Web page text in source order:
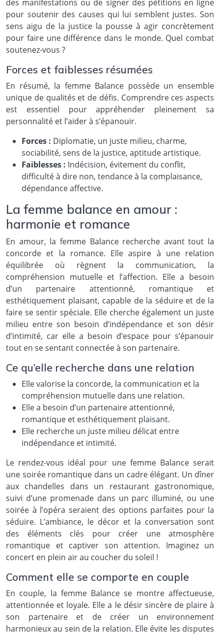
des manifestations ou de signer des pétitions en ligne
pour soutenir des causes qui lui semblent justes. Son
sens aigu de la justice la pousse à agir concrètement
pour faire une différence dans le monde. Quel combat
soutenez-vous ?
Forces et faiblesses résumées
En résumé, la femme Balance possède un ensemble
unique de qualités et de défis. Comprendre ces aspects
est essentiel pour appréhender pleinement sa
personnalité et l’aider à s’épanouir.
Forces : Diplomatie, un juste milieu, charme,
sociabilité, sens de la justice, aptitude artistique.
Faiblesses : Indécision, évitement du conflit,
difficulté à dire non, tendance à la complaisance,
dépendance affective.
La femme balance en amour :
harmonie et romance
En amour, la femme Balance recherche avant tout la
concorde et la romance. Elle aspire à une relation
équilibrée où règnent la communication, la
compréhension mutuelle et l’affection. Elle a besoin
d’un partenaire attentionné, romantique et
esthétiquement plaisant, capable de la séduire et de la
faire se sentir spéciale. Elle cherche également un juste
milieu entre son besoin d’indépendance et son désir
d’intimité, car elle a besoin d’espace pour s’épanouir
tout en se sentant connectée à son partenaire.
Ce qu’elle recherche dans une relation
Elle valorise la concorde, la communication et la
compréhension mutuelle dans une relation.
Elle a besoin d’un partenaire attentionné,
romantique et esthétiquement plaisant.
Elle recherche un juste milieu délicat entre
indépendance et intimité.
Le rendez-vous idéal pour une femme Balance serait
une soirée romantique dans un cadre élégant. Un dîner
aux chandelles dans un restaurant gastronomique,
suivi d’une promenade dans un parc illuminé, ou une
soirée à l’opéra seraient des options parfaites pour la
séduire. L’ambiance, le décor et la conversation sont
des éléments clés pour créer une atmosphère
romantique et captiver son attention. Imaginez un
concert en plein air au coucher du soleil !
Comment elle se comporte en couple
En couple, la femme Balance se montre affectueuse,
attentionnée et loyale. Elle a le désir sincère de plaire à
son partenaire et de créer un environnement
harmonieux au sein de la relation. Elle évite les disputes